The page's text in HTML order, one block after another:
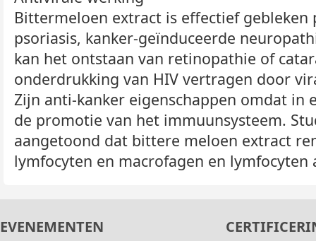
Bittermeloen extract is effectief
psoriasis, kanker-geïnduceerde
kan het ontstaan ​​van retinopathie of
onderdrukking van HIV vertragen door
Zijn anti-kanker eigenschappen omdat in
de promotie van het immuunsysteem.
aangetoond dat bittere meloen extract
lymfocyten en macrofagen en lymfocyten
EVENEMENTEN